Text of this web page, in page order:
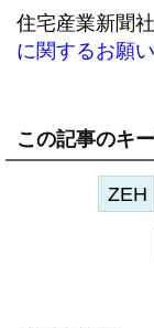
住宅産業新聞
に関するお願い
この記事のキ
ZEH